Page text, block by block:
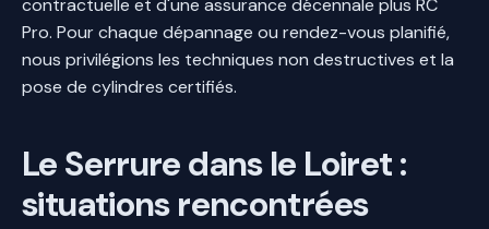
contractuelle et d'une assurance décennale plus RC
Pro. Pour chaque dépannage ou rendez-vous planifié,
nous privilégions les techniques non destructives et la
pose de cylindres certifiés.
Le Serrure dans le Loiret :
situations rencontrées